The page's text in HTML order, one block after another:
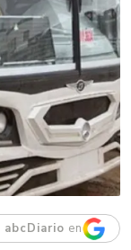
abcDiario en